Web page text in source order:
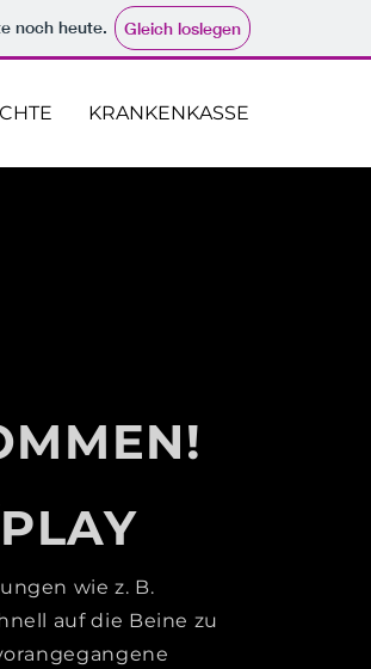
noch heute. Gleich loslegen
KRANKENKASSE
wie z. B.
auf die Beine zu